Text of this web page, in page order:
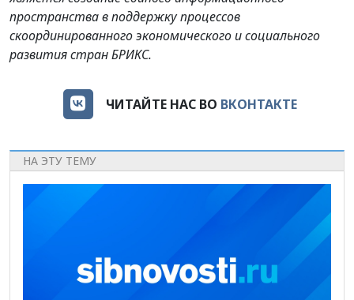
пространства в поддержку процессов
скоординированного экономического и социального
развития стран БРИКС.
ЧИТАЙТЕ НАС ВО ВКОНТАКТЕ
НА ЭТУ ТЕМУ